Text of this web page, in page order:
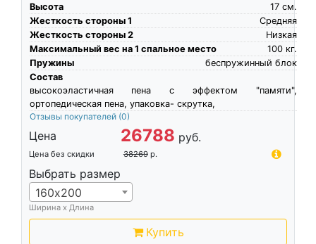
Высота
см.
17
Жесткость стороны 1
Средняя
Жесткость стороны 2
Низкая
Максимальный вес на 1 спальное место
кг.
100
Пружины
беспружинный блок
Состав
высокоэластичная пена c эффектом "памяти",
ортопедическая пена, упаковка- скрутка,
Отзывы покупателей (0)
Цена 26788 руб.
Цена без скидки 38269 р.
Выбрать размер
160х200
Ширина х Длина
Купить